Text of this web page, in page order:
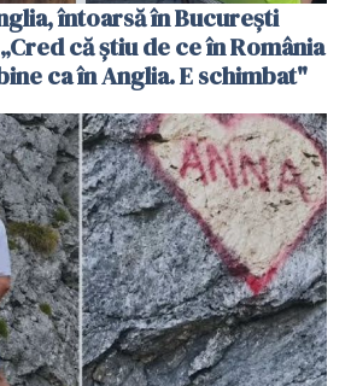
întoarsă în București
că știu de ce în România
ca în Anglia. E schimbat"